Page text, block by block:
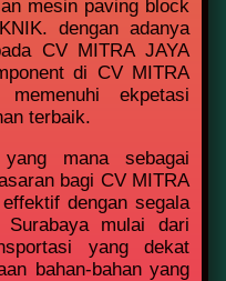
mesin paving block
dengan adanya
CV MITRA JAYA
di CV MITRA
ekpetasi
terbaik.
mana sebagai
bagi CV MITRA
dengan segala
mulai dari
yang dekat
bahan-bahan yang